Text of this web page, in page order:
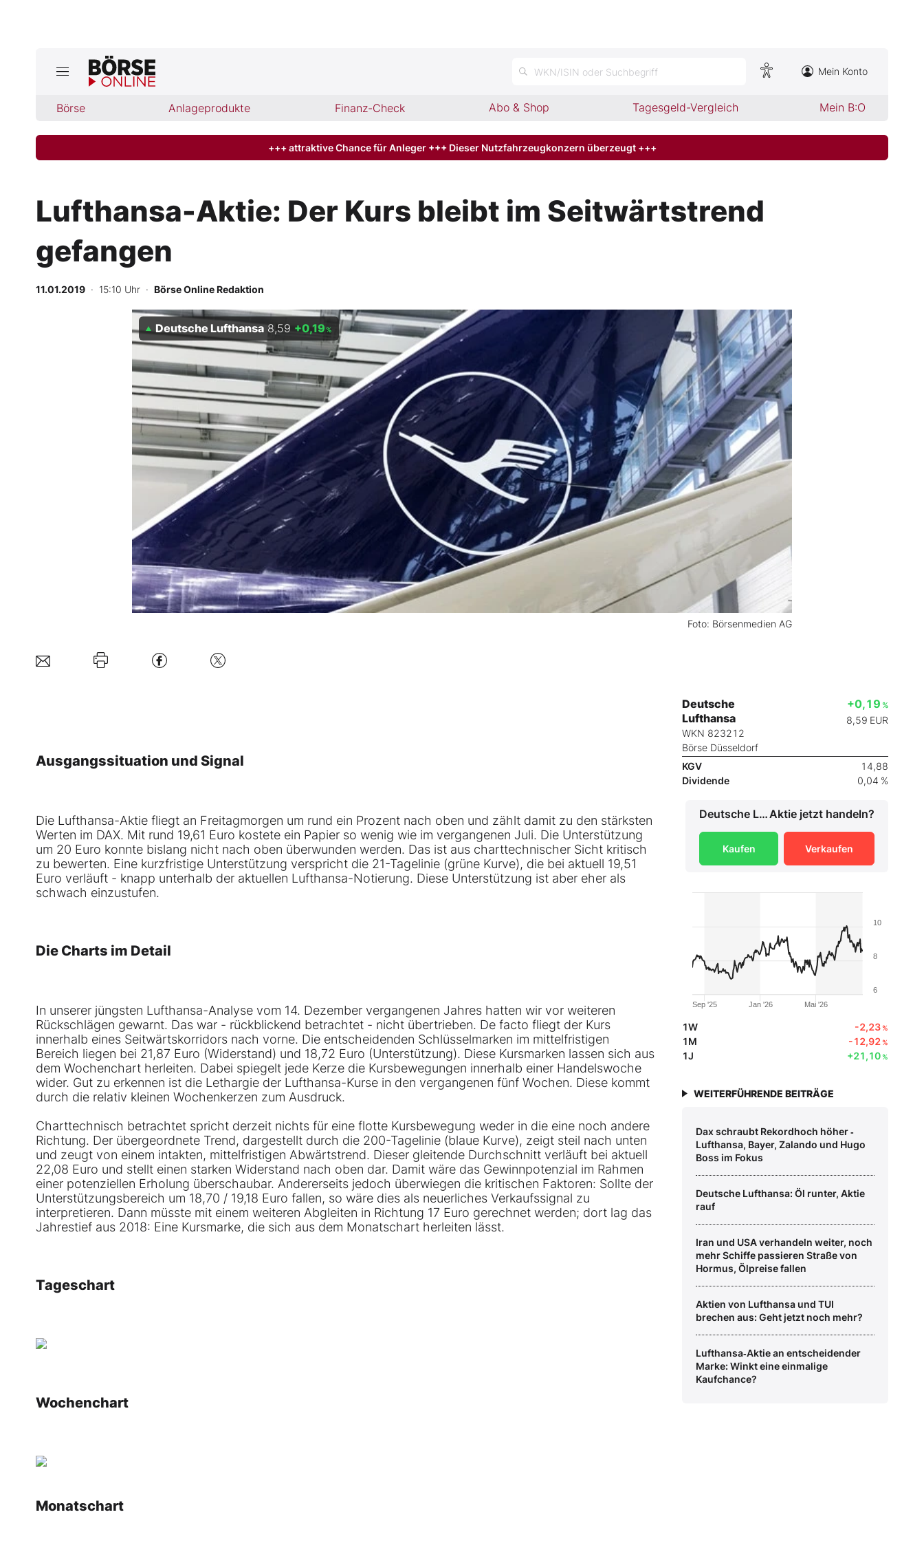
WKN/ISIN oder Suchbegriff Mein Konto
Börse Anlageprodukte Finanz-Check Abo & Shop Tagesgeld-Vergleich Mein B:O
Jetzt aktuelle Ausgabe BÖRSE ONLINE lesen
Finanz-Check
Abo & Shop
BO-Musterdepots
Experten
Mein B:O
Mein Konto
Folgen Sie uns
+++ attraktive Chance für Anleger +++ Dieser Nutzfahrzeugkonzern überzeugt +++
Lufthansa-Aktie: Der Kurs bleibt im Seitwärtstrend
gefangen
11.01.2019 · 15:10 Uhr · Börse Online Redaktion
Foto: Börsenmedien AG
Deutsche Lufthansa 8,59 +0,19%
Ausgangssituation und Signal
Die Lufthansa-Aktie fliegt an Freitagmorgen um rund ein Prozent nach oben und zählt damit zu den stärksten
Werten im DAX. Mit rund 19,61 Euro kostete ein Papier so wenig wie im vergangenen Juli. Die Unterstützung
um 20 Euro konnte bislang nicht nach oben überwunden werden. Das ist aus charttechnischer Sicht kritisch
zu bewerten. Eine kurzfristige Unterstützung verspricht die 21-Tagelinie (grüne Kurve), die bei aktuell 19,51
Euro verläuft - knapp unterhalb der aktuellen Lufthansa-Notierung. Diese Unterstützung ist aber eher als
schwach einzustufen.
Die Charts im Detail
In unserer jüngsten Lufthansa-Analyse vom 14. Dezember vergangenen Jahres hatten wir vor weiteren
Rückschlägen gewarnt. Das war - rückblickend betrachtet - nicht übertrieben. De facto fliegt der Kurs
innerhalb eines Seitwärtskorridors nach vorne. Die entscheidenden Schlüsselmarken im mittelfristigen
Bereich liegen bei 21,87 Euro (Widerstand) und 18,72 Euro (Unterstützung). Diese Kursmarken lassen sich aus
dem Wochenchart herleiten. Dabei spiegelt jede Kerze die Kursbewegungen innerhalb einer Handelswoche
wider. Gut zu erkennen ist die Lethargie der Lufthansa-Kurse in den vergangenen fünf Wochen. Diese kommt
durch die relativ kleinen Wochenkerzen zum Ausdruck.
Charttechnisch betrachtet spricht derzeit nichts für eine flotte Kursbewegung weder in die eine noch andere
Richtung. Der übergeordnete Trend, dargestellt durch die 200-Tagelinie (blaue Kurve), zeigt steil nach unten
und zeugt von einem intakten, mittelfristigen Abwärtstrend. Dieser gleitende Durchschnitt verläuft bei aktuell
22,08 Euro und stellt einen starken Widerstand nach oben dar. Damit wäre das Gewinnpotenzial im Rahmen
einer potenziellen Erholung überschaubar. Andererseits jedoch überwiegen die kritischen Faktoren: Sollte der
Unterstützungsbereich um 18,70 / 19,18 Euro fallen, so wäre dies als neuerliches Verkaufssignal zu
interpretieren. Dann müsste mit einem weiteren Abgleiten in Richtung 17 Euro gerechnet werden; dort lag das
Jahrestief aus 2018: Eine Kursmarke, die sich aus dem Monatschart herleiten lässt.
Tageschart
Wochenchart
Monatschart
Deutsche
Lufthansa
WKN 823212
Börse Düsseldorf
+0,19 %
8,59 EUR
KGV
14,88
Dividende
0,04 %
Deutsche LufthansaAktie jetzt handeln?
Kaufen Verkaufen
Jan '26
Sep '25 Mai '26
6
8
10
1W -2,23%
1M -12,92%
1J +21,10%
WEITERFÜHRENDE BEITRÄGE
Dax schraubt Rekordhoch höher ‑
Lufthansa, Bayer, Zalando und Hugo
Boss im Fokus
Deutsche Lufthansa: Öl runter, Aktie
rauf
Iran und USA verhandeln weiter, noch
mehr Schiffe passieren Straße von
Hormus, Ölpreise fallen
Aktien von Lufthansa und TUI
brechen aus: Geht jetzt noch mehr?
Lufthansa‑Aktie an entscheidender
Marke: Winkt eine einmalige
Kaufchance?